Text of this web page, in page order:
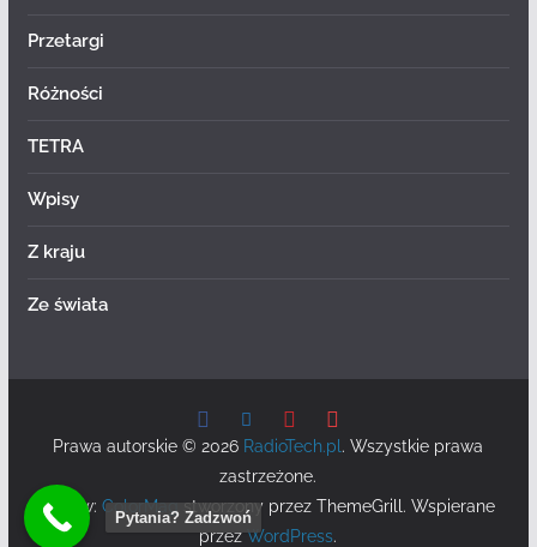
Przetargi
Różności
TETRA
Wpisy
Z kraju
Ze świata
Prawa autorskie © 2026 RadioTech.pl . Wszystkie prawa
zastrzeżone.
Motyw:ColorMagstworzony przez ThemeGrill. Wspierane
przezWordPress.
Pytania? Zadzwoń